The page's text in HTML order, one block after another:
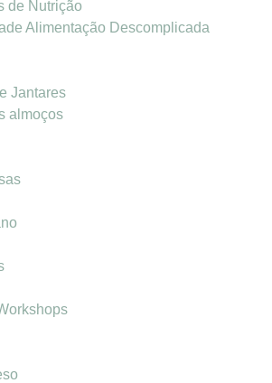
de Nutrição
Alimentação Descomplicada
Jantares
almoços